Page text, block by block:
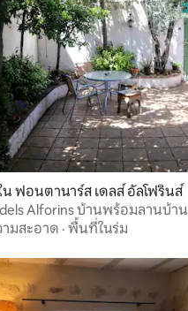
น ฟอนตานาร์ส เดลส์ อัลโฟรินส์
Alforins บ้านพร้อมลานบ้าน
ามสะอาด · พื้นที่ในร่ม